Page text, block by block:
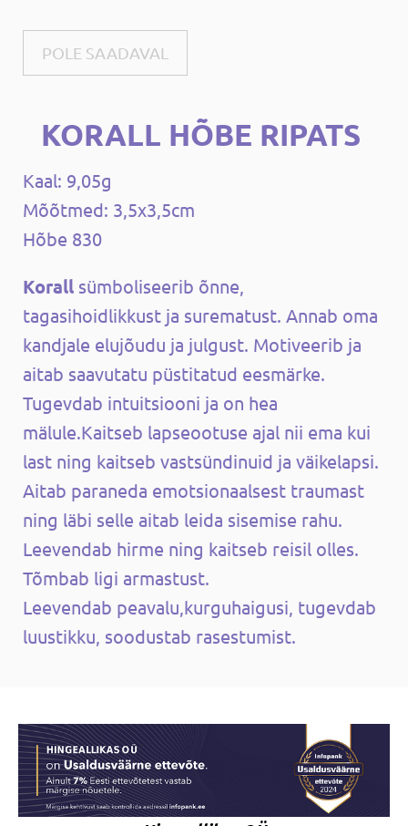
POLE SAADAVAL
KORALL HÕBE RIPATS
Kaal: 9,05g
Mõõtmed: 3,5x3,5cm
Hõbe 830
Korall sümboliseerib õnne,
tagasihoidlikkust ja surematust. Annab oma
kandjale elujõudu ja julgust. Motiveerib ja
aitab saavutatu püstitatud eesmärke.
Tugevdab intuitsiooni ja on hea
mälule.Kaitseb lapseootuse ajal nii ema kui
last ning kaitseb vastsündinuid ja väikelapsi.
Aitab paraneda emotsionaalsest traumast
ning läbi selle aitab leida sisemise rahu.
Leevendab hirme ning kaitseb reisil olles.
Tõmbab ligi armastust.
Leevendab peavalu,kurguhaigusi, tugevdab
luustikku, soodustab rasestumist.